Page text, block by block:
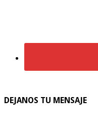
DEJANOS TU MENSAJE